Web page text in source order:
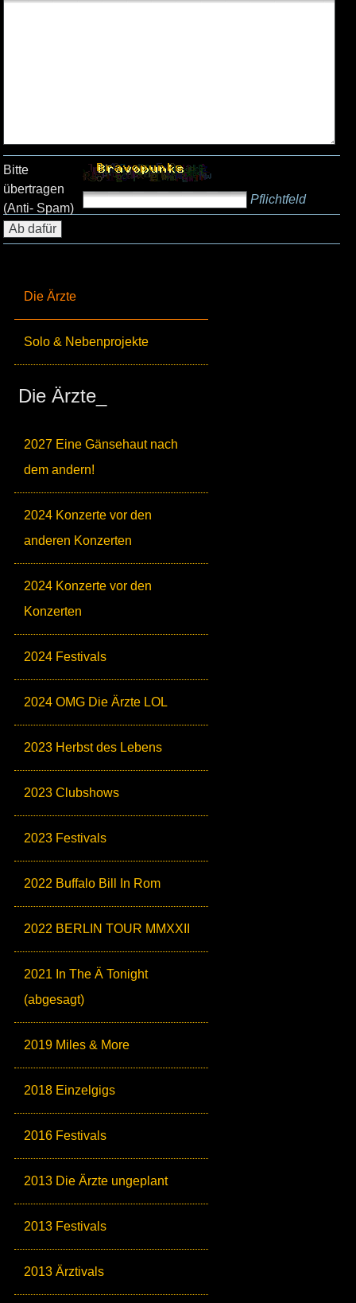
Die Ärzte
Solo & Nebenprojekte
Die Ärzte_
2027 Eine Gänsehaut nach
dem andern!
2024 Konzerte vor den
anderen Konzerten
2024 Konzerte vor den
Konzerten
2024 Festivals
2024 OMG Die Ärzte LOL
2023 Herbst des Lebens
2023 Clubshows
2023 Festivals
2022 Buffalo Bill In Rom
2022 BERLIN TOUR MMXXII
2021 In The Ä Tonight
(abgesagt)
2019 Miles & More
2018 Einzelgigs
2016 Festivals
2013 Die Ärzte ungeplant
2013 Festivals
2013 Ärztivals
Bitte
übertragen
(Anti- Spam)
Pflichtfeld